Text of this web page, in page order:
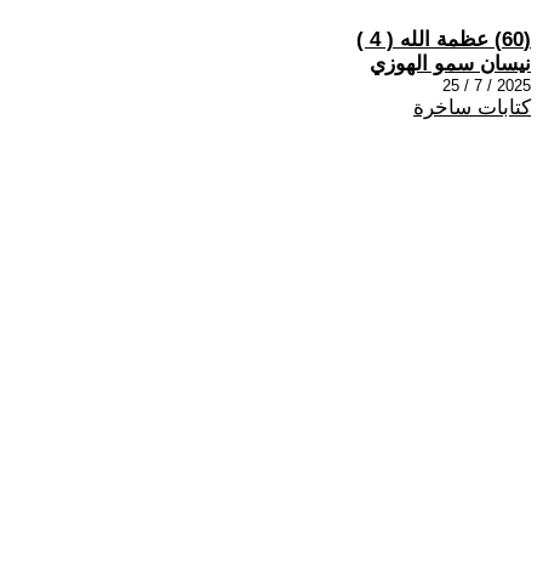
(60) عظمة الله ( 4 )
نيسان سمو الهوزي
2025 / 7 / 25
كتابات ساخرة